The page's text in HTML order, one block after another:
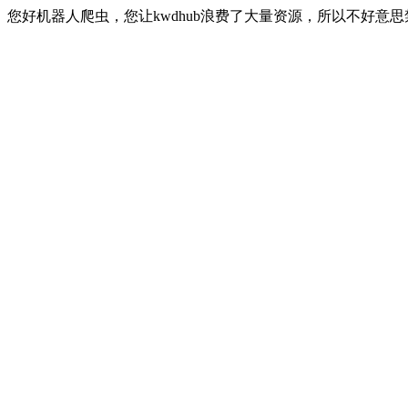
您好机器人爬虫，您让kwdhub浪费了大量资源，所以不好意思